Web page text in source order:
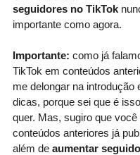
seguidores no TikTok
importante como agora.
Importante: como já
TikTok em conteúdos
me delongar na introdução
dicas, porque sei que é
quer. Mas, sugiro que você
conteúdos anteriores já
além de aumentar